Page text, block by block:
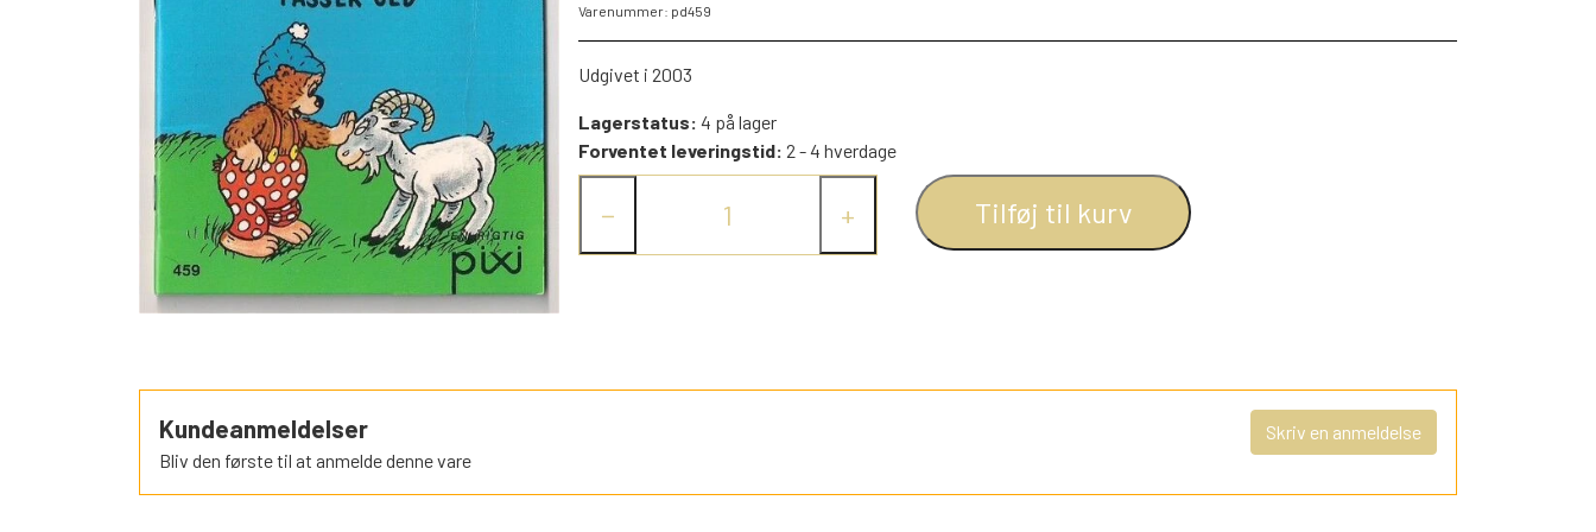
SORTEPER
ALLE DE ANDRE SPIL
PEZ DISPENSERE
SMÅ FIGURER
TROLDE FIGURER
NYHEDER
Varenummer: pd459
Udgivet i 2003
Lagerstatus: 4 på lager
Forventet leveringstid: 2 - 4 hverdage
− + Tilføj til kurv
Skriv en anmeldelse
Kundeanmeldelser
Bliv den første til at anmelde denne vare